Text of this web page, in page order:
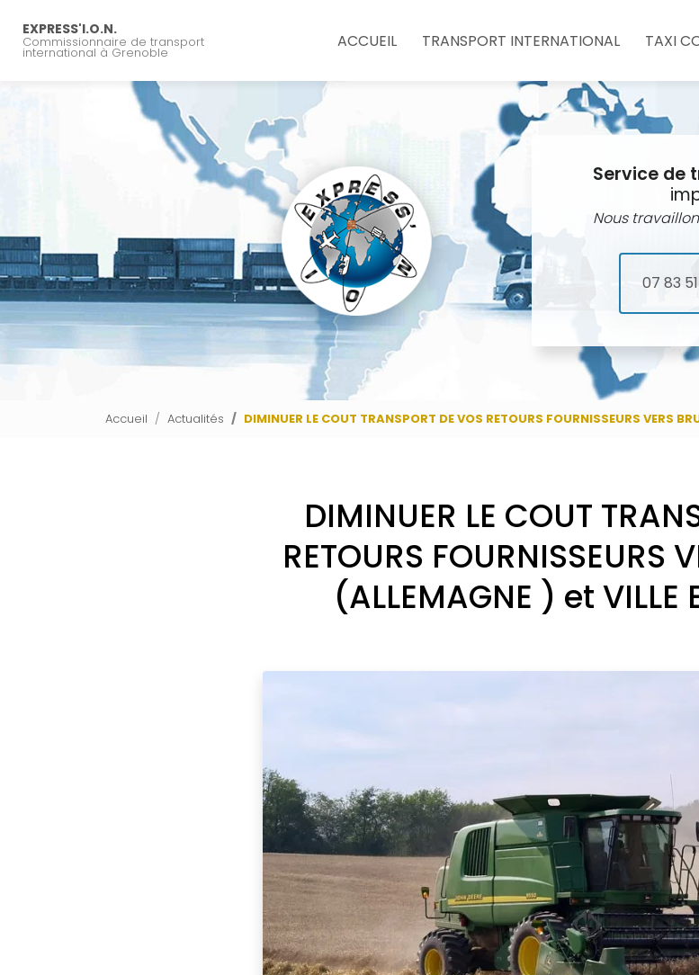
contenu
EXPRESS'I.O.N.
Commissionnaire de transport
international à Grenoble
ACCUEIL
TRANSPORT INTERNATIONAL TAXI
Service de
Nous
07 83
Accueil Actualités DIMINUER LE COUT TRANSPORT DE VOS RETOURS FOURNISSEURS VERS
DIMINUER LE COUT
RETOURS FOURNISSEURS
(ALLEMAGNE ) et VILLE